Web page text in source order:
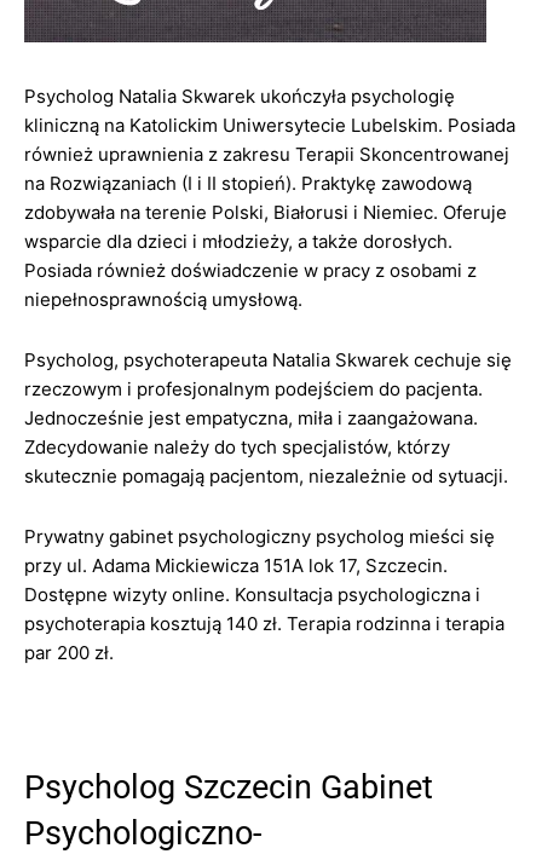
Psycholog Natalia Skwarek ukończyła psychologię
kliniczną na Katolickim Uniwersytecie Lubelskim. Posiada
również uprawnienia z zakresu Terapii Skoncentrowanej
na Rozwiązaniach (I i II stopień). Praktykę zawodową
zdobywała na terenie Polski, Białorusi i Niemiec. Oferuje
wsparcie dla dzieci i młodzieży, a także dorosłych.
Posiada również doświadczenie w pracy z osobami z
niepełnosprawnością umysłową.
Psycholog, psychoterapeuta Natalia Skwarek cechuje się
rzeczowym i profesjonalnym podejściem do pacjenta.
Jednocześnie jest empatyczna, miła i zaangażowana.
Zdecydowanie należy do tych specjalistów, którzy
skutecznie pomagają pacjentom, niezależnie od sytuacji.
Prywatny gabinet psychologiczny psycholog mieści się
przy ul. Adama Mickiewicza 151A lok 17, Szczecin.
Dostępne wizyty online. Konsultacja psychologiczna i
psychoterapia kosztują 140 zł. Terapia rodzinna i terapia
par 200 zł.
Psycholog Szczecin Gabinet
Psychologiczno-